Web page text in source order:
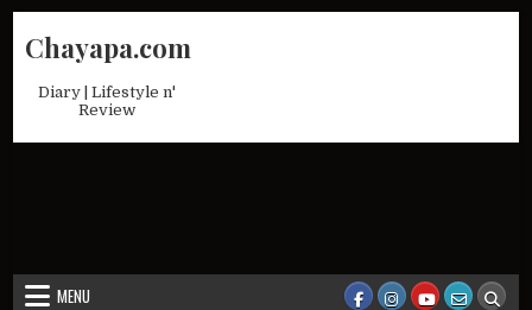
Chayapa.com
Diary | Lifestyle n'
Review
MENU